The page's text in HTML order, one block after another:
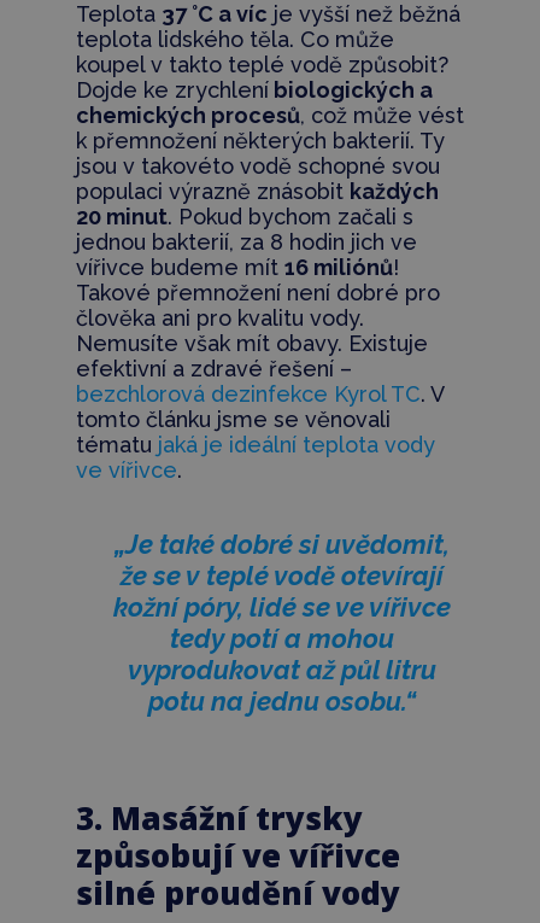
Teplota 37 °C a víc je vyšší než běžná
teplota lidského těla. Co může
koupel v takto teplé vodě způsobit?
Dojde ke zrychleníbiologických a
chemických procesů, což může vést
k přemnožení některých bakterií. Ty
jsou v takovéto vodě schopné svou
populaci výrazně znásobit každých
20 minut. Pokud bychom začali s
jednou bakterií, za 8 hodin jich ve
vířivce budeme mít 16 miliónů!
Takové přemnožení není dobré pro
člověka ani pro kvalitu vody.
Nemusíte však mít obavy. Existuje
efektivní a zdravé řešení –
bezchlorová dezinfekce Kyrol TC. V
tomto článku jsme se věnovali
tématu jaká je ideální teplota vody
ve vířivce.
„Je také dobré si uvědomit,
že se v teplé vodě otevírají
kožní póry, lidé se ve vířivce
tedy potí a mohou
vyprodukovat až půl litru
potu na jednu osobu.“
3. Masážní trysky
způsobují ve vířivce
silné proudění vody